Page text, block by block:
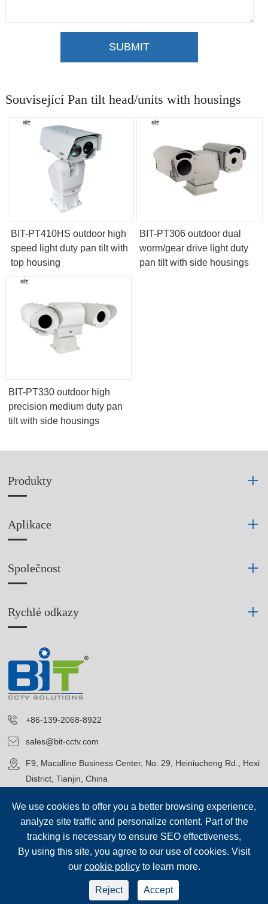
SUBMIT
Související Pan tilt head/units with housings
BIT-PT410HS outdoor high
speed light duty pan tilt with
top housing
BIT-PT306 outdoor dual
worm/gear drive light duty
pan tilt with side housings
BIT-PT330 outdoor high
precision medium duty pan
tilt with side housings
Produkty
Aplikace
Společnost
Rychlé odkazy
+86-139-2068-8922
sales@bit-cctv.com
F9, Macalline Business Center, No. 29, Heiniucheng Rd., Hexi
District, Tianjin, China
Copyright© Blue Icon (Tianjin) Technology Co., Ltd.
práva vyhrazena.
sep-footer
Mapa stránek
Zásady ochrany osobních údajů
We use cookies to offer you a better browsing experience,
analyze site traffic and personalize content. Part of the
tracking is necessary to ensure SEO effectiveness,
By using this site, you agree to our use of cookies. Visit
our cookie policyto learn more.
Reject Accept